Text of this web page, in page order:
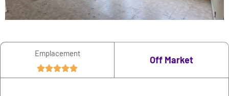
Emplacement
Off Market